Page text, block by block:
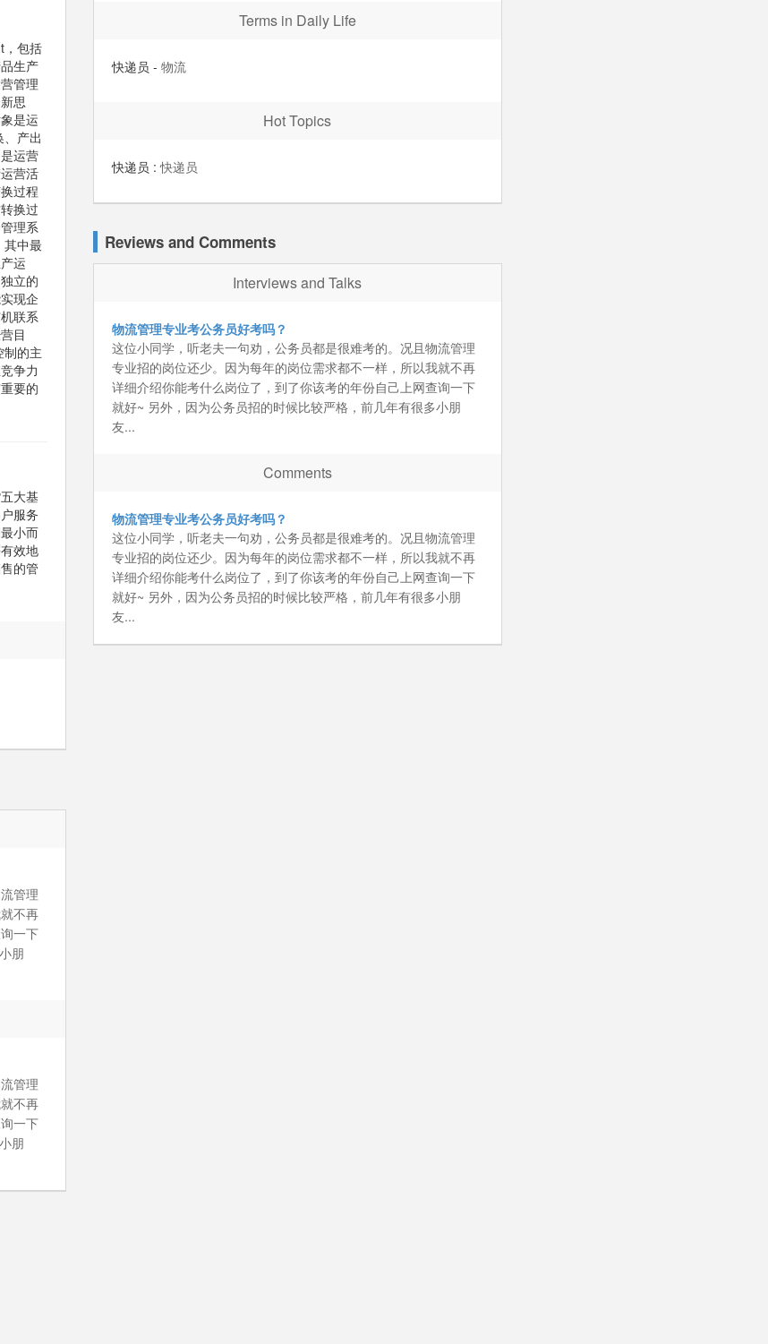
，包括
生产
管理
思
是运
产出
运营
营活
过程
换过
理系
其中最
运
立的
现企
联系
目
制的主
争力
要的
大基
服务
小而
效地
的管
管理
不再
一下
朋
管理
不再
一下
朋
Terms in Daily Life
快递员 - 物流
Hot Topics
快递员 :快递员
Reviews and Comments
Interviews and Talks
物流管理专业考公务员好考吗？
这位小同学，听老夫一句劝，公务员都是很难考的。况且物流管理
专业招的岗位还少。因为每年的岗位需求都不一样，所以我就不再
详细介绍你能考什么岗位了，到了你该考的年份自己上网查询一下
就好~ 另外，因为公务员招的时候比较严格，前几年有很多小朋
友...
Comments
物流管理专业考公务员好考吗？
这位小同学，听老夫一句劝，公务员都是很难考的。况且物流管理
专业招的岗位还少。因为每年的岗位需求都不一样，所以我就不再
详细介绍你能考什么岗位了，到了你该考的年份自己上网查询一下
就好~ 另外，因为公务员招的时候比较严格，前几年有很多小朋
友...